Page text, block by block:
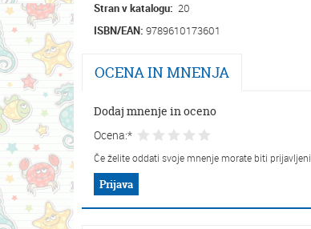
Stran v katalogu: 20
ISBN/EAN: 9789610173601
OCENA IN MNENJA
Dodaj mnenje in oceno
Ocena:*
Če želite oddati svoje mnenje morate biti prijavljeni.
Prijava